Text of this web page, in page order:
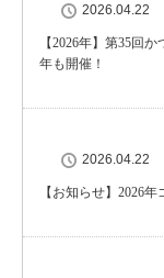
2026.04.22
【2026年】第35回
年も開催！
2026.04.22
【お知らせ】2026